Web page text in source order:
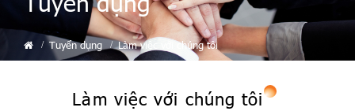
Tuyển dụng Làm việc với chúng tôi
Làm việc với chúng tôi